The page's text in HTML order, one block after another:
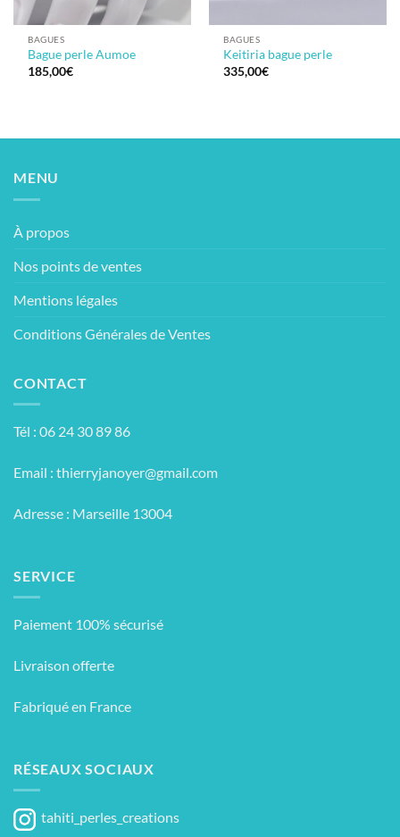
BAGUES
Bague perle Aumoe
185,00€
BAGUES
Keitiria bague perle
335,00€
MENU
À propos
Nos points de ventes
Mentions légales
Conditions Générales de Ventes
CONTACT
Tél : 06 24 30 89 86
Email : thierryjanoyer@gmail.com
Adresse : Marseille 13004
SERVICE
Paiement 100% sécurisé
Livraison offerte
Fabriqué en France
RÉSEAUX SOCIAUX
tahiti_perles_creations